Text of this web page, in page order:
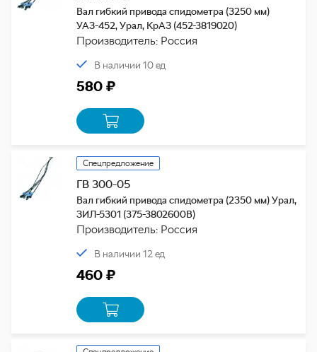
Вал гибкий привода спидометра (3250 мм)
УАЗ-452, Урал, КрАЗ (452-3819020)
Производитель: Россия
В наличии 10 ед
580 ₽
Спецпредложение
ГВ 300-05
Вал гибкий привода спидометра (2350 мм) Урал,
ЗИЛ-5301 (375-3802600В)
Производитель: Россия
В наличии 12 ед
460 ₽